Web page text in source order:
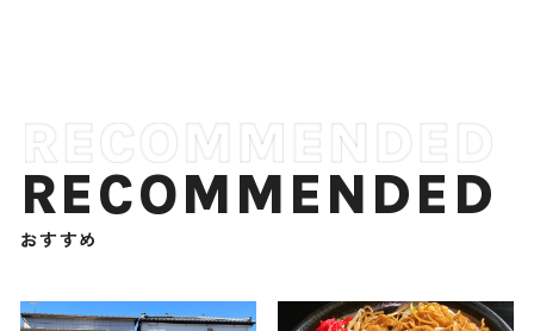
RECOMMENDED
おすすめ